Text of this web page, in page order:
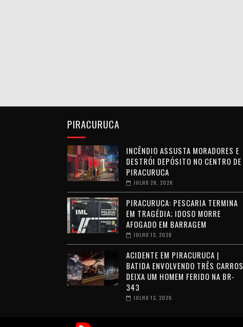
PIRACURUCA
INCÊNDIO ASSUSTA MORADORES E
DESTRÓI DEPÓSITO NO CENTRO DE
PIRACURUCA
JULHO 28, 2026
PIRACURUCA: PESCARIA TERMINA
EM TRAGÉDIA; IDOSO MORRE
AFOGADO EM BARRAGEM
JULHO 13, 2026
ACIDENTE EM PIRACURUCA |
BATIDA ENVOLVENDO TRÊS CARROS
DEIXA UM HOMEM FERIDO NA BR-
343
JULHO 13, 2026